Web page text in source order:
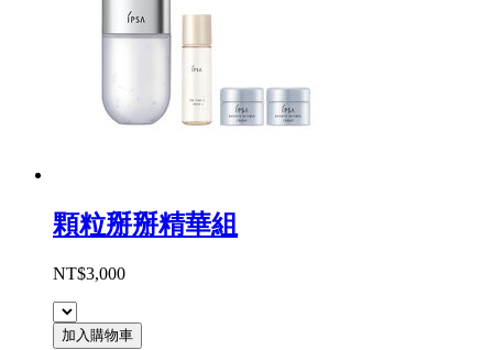
顆粒掰掰精華組
NT$3,000
加入購物車